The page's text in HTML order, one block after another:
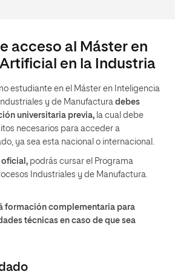
acceso al Máster en
en la Industria
estudiante en el Máster en Inteligencia
y de Manufactura debes
universitaria previa, la cual debe
necesarios para acceder a
ya sea esta nacional o internacional.
podrás cursar el Programa
Industriales y de Manufactura.
formación complementaria para
técnicas en caso de que sea